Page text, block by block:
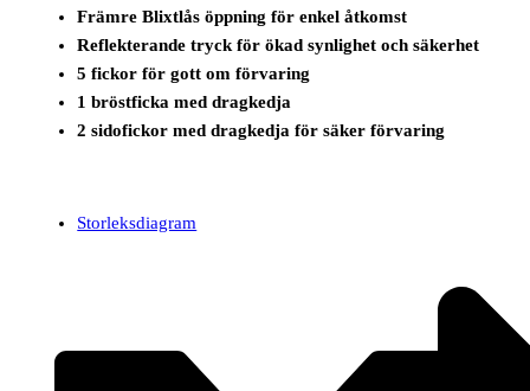
Främre Blixtlås öppning för enkel åtkomst
Reflekterande tryck för ökad synlighet och säkerhet
5 fickor för gott om förvaring
1 bröstficka med dragkedja
2 sidofickor med dragkedja för säker förvaring
Storleksdiagram